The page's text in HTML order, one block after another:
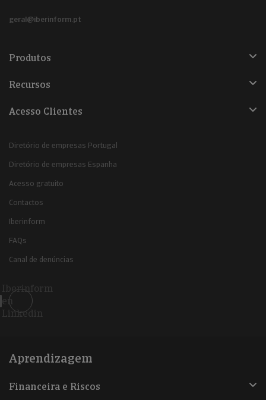
geral@iberinform.pt
Produtos
Recursos
Acesso Clientes
Diretório de empresas Portugal
Diretório de empresas Espanha
Acesso gratuito
Contactos
Iberinform
FAQs
Canal de denúncias
Iberinform
en
Linkedin
Aprendizagem
Financeira e Riscos